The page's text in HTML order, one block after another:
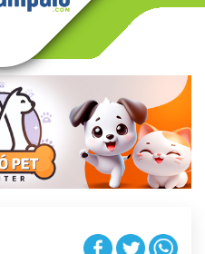
v
g
t
i
o
n